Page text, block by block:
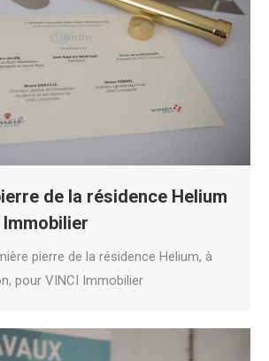
de la résidence Helium
Immobilier
pierre de la résidence Helium, à
pour VINCI Immobilier